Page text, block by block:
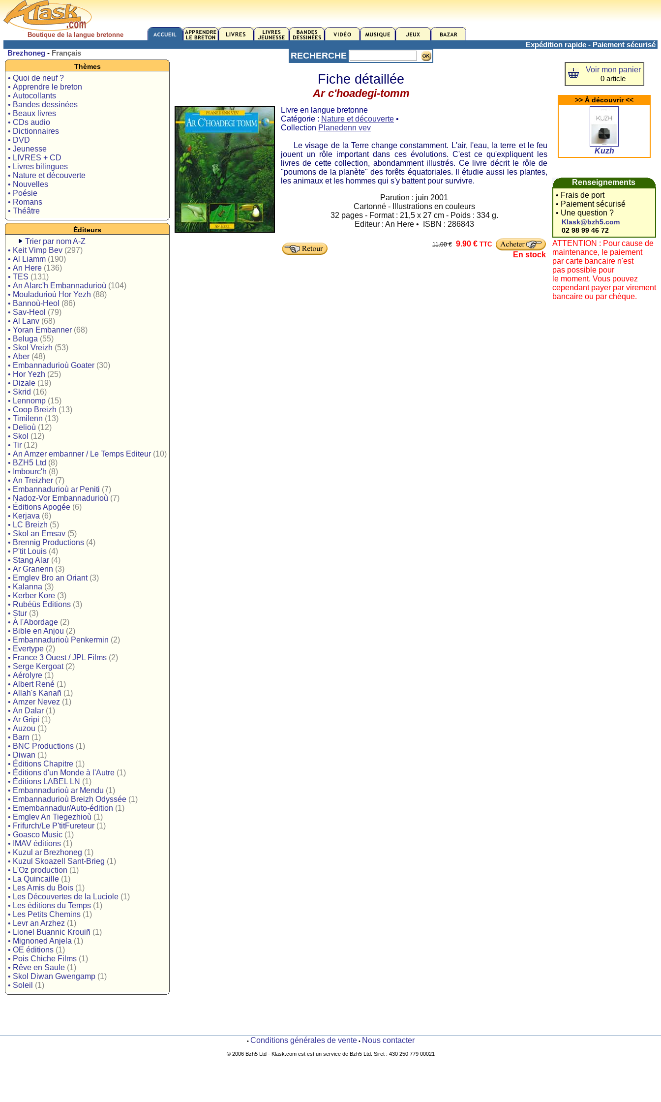
Boutique de la langue bretonne
Expédition rapide - Paiement sécurisé
Brezhoneg - Français
Thèmes
• Quoi de neuf ?
• Apprendre le breton
• Autocollants
• Bandes dessinées
• Beaux livres
• CDs audio
• Dictionnaires
• DVD
• Jeunesse
• LIVRES + CD
• Livres bilingues
• Nature et découverte
• Nouvelles
• Poésie
• Romans
• Théâtre
Éditeurs
Trier par nom A-Z
• Keit Vimp Bev (297)
• Al Liamm (190)
• An Here (136)
• TES (131)
• An Alarc'h Embannadurioù (104)
• Mouladurioù Hor Yezh (88)
• Bannoù-Heol (86)
• Sav-Heol (79)
• Al Lanv (68)
• Yoran Embanner (68)
• Beluga (55)
• Skol Vreizh (53)
• Aber (48)
• Embannadurioù Goater (30)
• Hor Yezh (25)
• Dizale (19)
• Skrid (16)
• Lennomp (15)
• Coop Breizh (13)
• Timilenn (13)
• Delioù (12)
• Skol (12)
• Tir (12)
• An Amzer embanner / Le Temps Editeur (10)
• BZH5 Ltd (8)
• Imbourc'h (8)
• An Treizher (7)
• Embannadurioù ar Peniti (7)
• Nadoz-Vor Embannadurioù (7)
• Éditions Apogée (6)
• Kerjava (6)
• LC Breizh (5)
• Skol an Emsav (5)
• Brennig Productions (4)
• P'tit Louis (4)
• Stang Alar (4)
• Ar Granenn (3)
• Emglev Bro an Oriant (3)
• Kalanna (3)
• Kerber Kore (3)
• Rubéüs Editions (3)
• Stur (3)
• À l'Abordage (2)
• Bible en Anjou (2)
• Embannadurioù Penkermin (2)
• Evertype (2)
• France 3 Ouest / JPL Films (2)
• Serge Kergoat (2)
• Aérolyre (1)
• Albert René (1)
• Allah's Kanañ (1)
• Amzer Nevez (1)
• An Dalar (1)
• Ar Gripi (1)
• Auzou (1)
• Barn (1)
• BNC Productions (1)
• Diwan (1)
• Éditions Chapitre (1)
• Éditions d'un Monde à l'Autre (1)
• Éditions LABEL LN (1)
• Embannadurioù ar Mendu (1)
• Embannadurioù Breizh Odyssée (1)
• Emembannadur/Auto-édition (1)
• Emglev An Tiegezhioù (1)
• Frifurch/Le P'titFureteur (1)
• Goasco Music (1)
•
IMAV éditions (1)
• Kuzul ar Brezhoneg (1)
• Kuzul Skoazell Sant-Brieg (1)
• L'Oz production (1)
• La Quincaille (1)
• Les Amis du Bois (1)
• Les Découvertes de la Luciole (1)
• Les éditions du Temps (1)
• Les Petits Chemins (1)
• Levr an Arzhez (1)
• Lionel Buannic Krouiñ (1)
• Mignoned Anjela (1)
• OE éditions (1)
• Pois Chiche Films (1)
• Rêve en Saule (1)
• Skol Diwan Gwengamp (1)
• Soleil (1)
RECHERCHE
Fiche détaillée
Ar c'hoadegi-tomm
Livre en langue bretonne
Catégorie : Nature et découverte •
Collection Planedenn vev
Le visage de la Terre change constamment. L'air, l'eau, la terre et le feu
jouent un rôle important dans ces évolutions. C'est ce qu'expliquent les
livres de cette collection, abondamment illustrés. Ce livre décrit le rôle de
"poumons de la planète" des forêts équatoriales. Il étudie aussi les plantes,
les animaux et les hommes qui s'y battent pour survivre.
Parution : juin 2001
Cartonné - Illustrations en couleurs
32 pages - Format : 21,5 x 27 cm - Poids : 334 g.
Editeur : An Here • ISBN : 286843
11.00 € 9.90 € TTC
En stock
Voir mon panier
0 article
>> À découvrir <<
Kuzh
Renseignements
• Frais de port
• Paiement sécurisé
• Une question ?
Klask@bzh5.com
02 98 99 46 72
ATTENTION : Pour cause de
maintenance, le paiement
par carte bancaire n'est
pas possible pour
le moment. Vous pouvez
cependant payer par virement
bancaire ou par chèque.
• Conditions générales de vente• Nous contacter
© 2006 Bzh5 Ltd - Klask.com est est un service de Bzh5 Ltd. Siret : 430 250 779 00021